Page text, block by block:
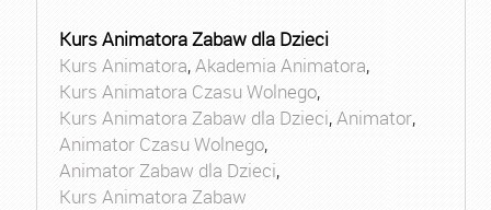
Kurs Animatora Zabaw dla Dzieci
Kurs Animatora,Akademia Animatora,
Kurs Animatora Czasu Wolnego,
Kurs Animatora Zabaw dla Dzieci,Animator,
Animator Czasu Wolnego,
Animator Zabaw dla Dzieci,
Kurs Animatora Zabaw